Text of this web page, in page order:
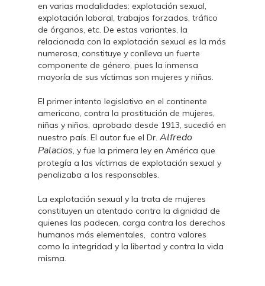
en varias modalidades: explotación sexual,
explotación laboral, trabajos forzados, tráfico
de órganos, etc. De estas variantes, la
relacionada con la explotación sexual es la más
numerosa, constituye y conlleva un fuerte
componente de género, pues la inmensa
mayoría de sus víctimas son mujeres y niñas.
El primer intento legislativo en el continente
americano, contra la prostitución de mujeres,
niñas y niños, aprobado desde 1913, sucedió en
nuestro país. El autor fue el Dr. Alfredo
Palacios, y fue la primera ley en América que
protegía a las víctimas de explotación sexual y
penalizaba a los responsables.
La explotación sexual y la trata de mujeres
constituyen un atentado contra la dignidad de
quienes las padecen, carga contra los derechos
humanos más elementales, contra valores
como la integridad y la libertad y contra la vida
misma.